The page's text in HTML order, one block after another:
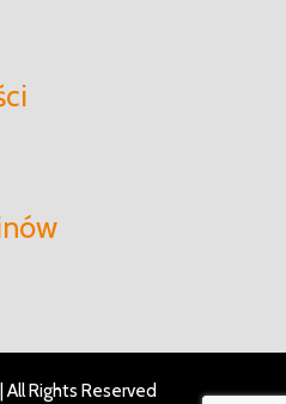
Rights Reserved